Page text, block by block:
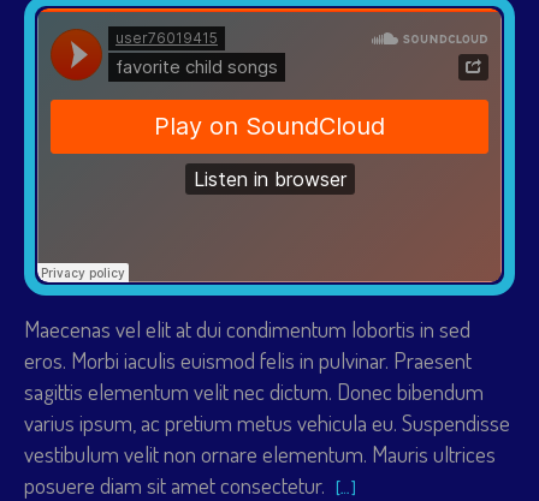
Maecenas vel elit at dui condimentum lobortis in sed
eros. Morbi iaculis euismod felis in pulvinar. Praesent
sagittis elementum velit nec dictum. Donec bibendum
varius ipsum, ac pretium metus vehicula eu. Suspendisse
vestibulum velit non ornare elementum. Mauris ultrices
posuere diam sit amet consectetur. […]